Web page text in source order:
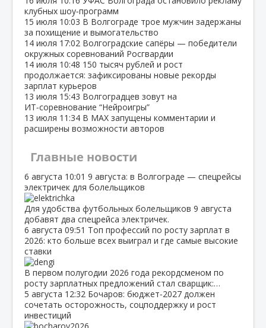
клубных шоу‑программ
15 июля 10:03 В Волгограде трое мужчин задержаны
за похищение и вымогательство
14 июля 17:02 Волгоградские сапёры — победители
окружных соревнований Росгвардии
14 июля 10:48 150 тысяч рублей и рост
продолжается: зафиксированы новые рекорды
зарплат курьеров
13 июля 15:43 Волгоградцев зовут на
ИТ‑соревнование “Нейроигры”
13 июля 11:34 В МАХ запущены комментарии и
расширены возможности авторов
Главные новости
6 августа 10:01 9 августа: в Волгограде — спецрейсы
электричек для болельщиков
Для удобства футбольных болельщиков 9 августа
добавят два спецрейса электричек.
6 августа 09:51 Топ профессий по росту зарплат в
2026: кто больше всех выиграл и где самые высокие
ставки
В первом полугодии 2026 года рекордсменом по
росту зарплатных предложений стал сварщик:…
5 августа 12:32 Бочаров: бюджет‑2027 должен
сочетать осторожность, соцподдержку и рост
инвестиций